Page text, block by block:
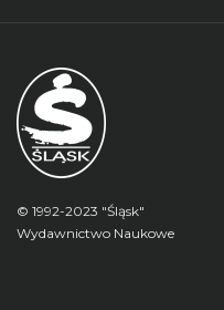
© 1992-2023 "Śląsk"
Wydawnictwo Naukowe